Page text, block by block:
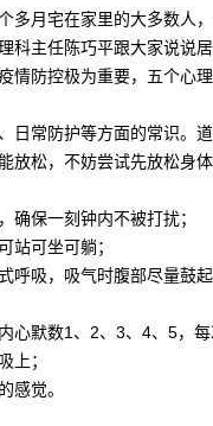
多月宅在家里的大多数人
科主任陈巧平跟大家说说居
情防控极为重要，五个心理
日常防护等方面的常识。
放松，不妨尝试先放松身体
确保一刻钟内不被打扰；
站可坐可躺；
呼吸，吸气时腹部尽量鼓
心默数1、2、3、4、5，每
上；
感觉。